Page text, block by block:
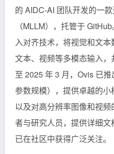
的 AIDC-AI 团队开发的一
（MLLM），托管于
入对齐技术，将视觉和文本
文本、视频等多模态输入
至 2025 年 3 月，Ovis 已
参数规模），提供卓越的
以及对高分辨率图像和视
者与研究人员，提供详细文
已在社区中获得广泛关注。